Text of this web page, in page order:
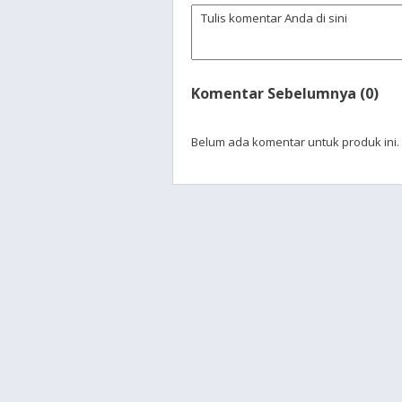
Komentar Sebelumnya (0)
Belum ada komentar untuk produk ini.